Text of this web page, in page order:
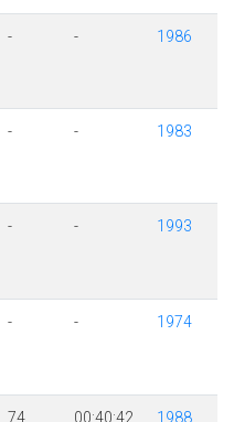
- - 1986
- - 1983
- - 1993
- - 1974
74 00:40:42 1988